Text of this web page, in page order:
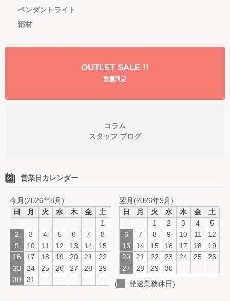
ペンダントライト
部材
OUTLET SALE !!
数量限定
コラム
スタッフ ブログ
営業日カレンダー
今月(2026年8月)
日
月 火 水 木 金
土
1
2
3 4 5 6 7
8
9
10 11 12 13 14
15
16
17 18 19 20 21
22
23
24 25 26 27 28
29
30
31
翌月(2026年9月)
日
月 火 水 木 金
土
1
2 3 4
5
6
7 8 9 10 11
12
13
14 15 16 17 18
19
20
21 22 23 24 25
26
27
28 29
30
(
発送業務休日)